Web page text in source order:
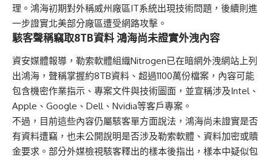
理。鴻海初期對外稱威州廠區IT系統出現技術問題，後續則進
一步證實北美部分廠區遭受網路攻擊。
駭客聲稱竊取8TB資料 鴻海尚未證實外洩內容
資安媒體報導，勒索軟體組織Nitrogen已在暗網外洩網站上列
出鴻海，聲稱掌握約8TB資料、超過1100萬份檔案，內容可能
包含機密作業指示、專案文件與技術圖面，並宣稱涉及Intel、
Apple、Google、Dell、Nvidia等客戶專案。
不過，目前這些內容仍屬駭客單方面說法，鴻海尚未證實是否
有資料遭竊，也未公開說明是否涉及勒索軟體、資料加密或贖
金要求。部分外媒檢視駭客釋出的樣本後指出，樣本中疑似包